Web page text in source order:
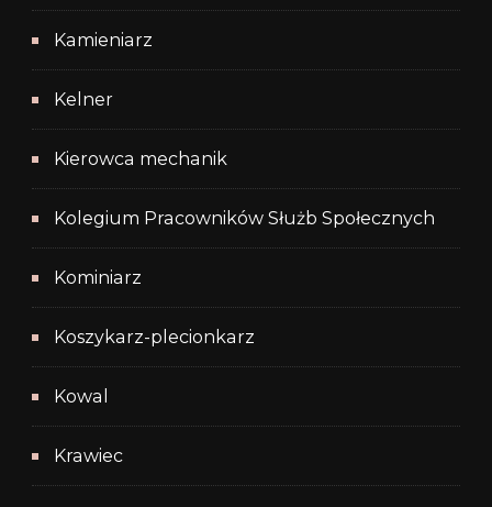
Kamieniarz
Kelner
Kierowca mechanik
Kolegium Pracowników Służb Społecznych
Kominiarz
Koszykarz-plecionkarz
Kowal
Krawiec